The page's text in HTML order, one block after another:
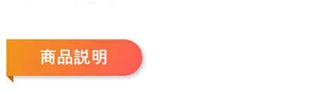
商品説明